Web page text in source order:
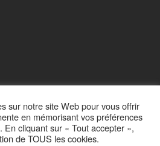
sur notre site Web pour vous offrir
en mémorisant vos préférences
En cliquant sur « Tout accepter »,
de TOUS les cookies.